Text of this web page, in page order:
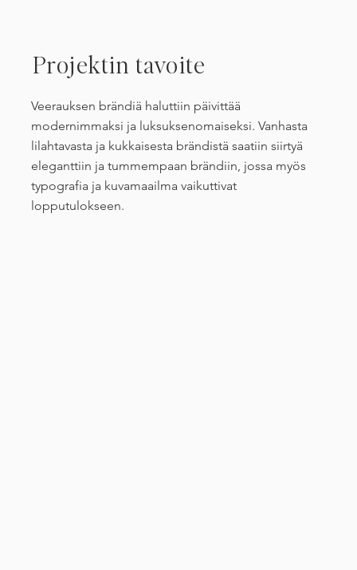
Projektin tavoite
Veerauksen brändiä haluttiin päivittää
modernimmaksi ja luksuksenomaiseksi. Vanhasta
lilahtavasta ja kukkaisesta brändistä saatiin siirtyä
eleganttiin ja tummempaan brändiin, jossa myös
typografia ja kuvamaailma vaikuttivat
lopputulokseen.